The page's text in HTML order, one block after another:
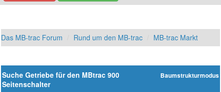
Das MB-trac Forum Rund um den MB-trac MB-trac Markt
Baumstrukturmodus
Suche Getriebe für den MBtrac 900
Seitenschalter